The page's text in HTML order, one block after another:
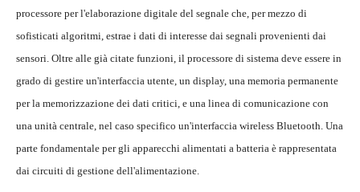
processore per l'elaborazione digitale del segnale che, per mezzo di
sofisticati algoritmi, estrae i dati di interesse dai segnali provenienti dai
sensori. Oltre alle già citate funzioni, il processore di sistema deve essere in
grado di gestire un'interfaccia utente, un display, una memoria permanente
per la memorizzazione dei dati critici, e una linea di comunicazione con
una unità centrale, nel caso specifico un'interfaccia wireless Bluetooth. Una
parte fondamentale per gli apparecchi alimentati a batteria è rappresentata
dai circuiti di gestione dell'alimentazione.